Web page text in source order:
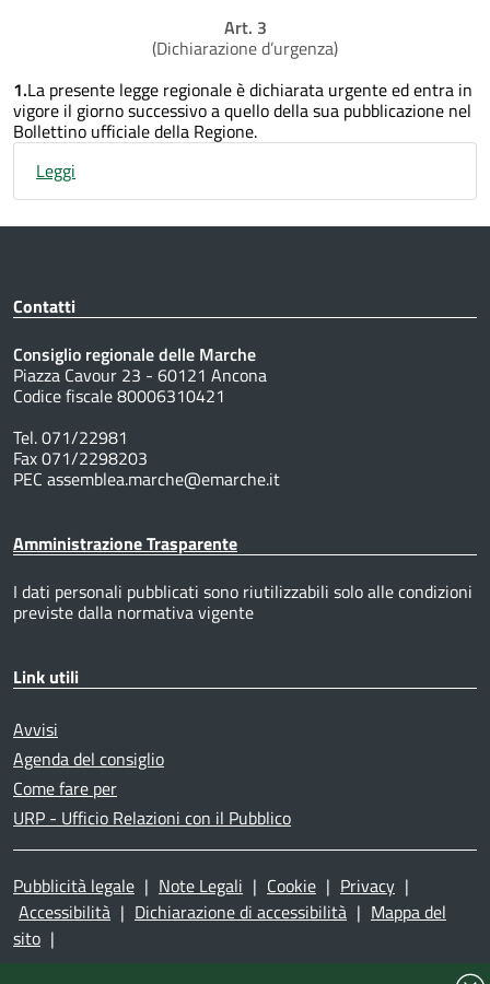
Art. 3
(Dichiarazione d’urgenza)
1.La presente legge regionale è dichiarata urgente ed entra in
vigore il giorno successivo a quello della sua pubblicazione nel
Bollettino ufficiale della Regione.
Leggi
Contatti
Consiglio regionale delle Marche
Piazza Cavour 23 - 60121 Ancona
Codice fiscale 80006310421
Tel. 071/22981
Fax 071/2298203
PEC assemblea.marche@emarche.it
Amministrazione Trasparente
I dati personali pubblicati sono riutilizzabili solo alle condizioni
previste dalla normativa vigente
Link utili
Avvisi
Agenda del consiglio
Come fare per
URP - Ufficio Relazioni con il Pubblico
Pubblicità legale | Note Legali | Cookie | Privacy |
Accessibilità | Dichiarazione di accessibilità | Mappa del
sito |